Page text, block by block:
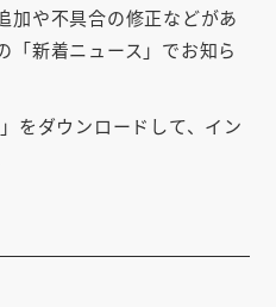
加や不具合の修正などがあ
「新着ニュース」でお知ら
をダウンロードして、イン